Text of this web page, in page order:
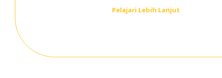
Pelajari Lebih Lanjut